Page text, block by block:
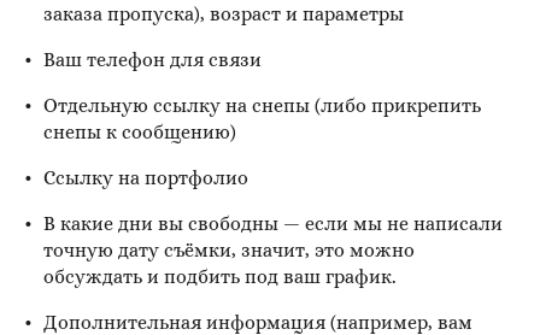
заказа пропуска), возраст и параметры
Ваш телефон для связи
Отдельную ссылку на снепы (либо прикрепить
снепы к сообщению)
Ссылку на портфолио
В какие дни вы свободны — если мы не написали
точную дату съёмки, значит, это можно
обсуждать и подбить под ваш график.
Дополнительная информация (например, вам